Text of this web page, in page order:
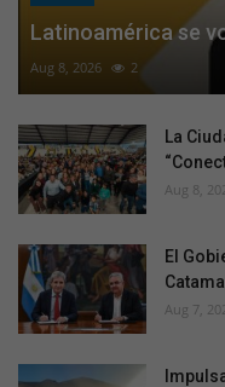
Latinoamérica se
Aug 8, 2026 2
La
Aug 8,
El
Aug 7,